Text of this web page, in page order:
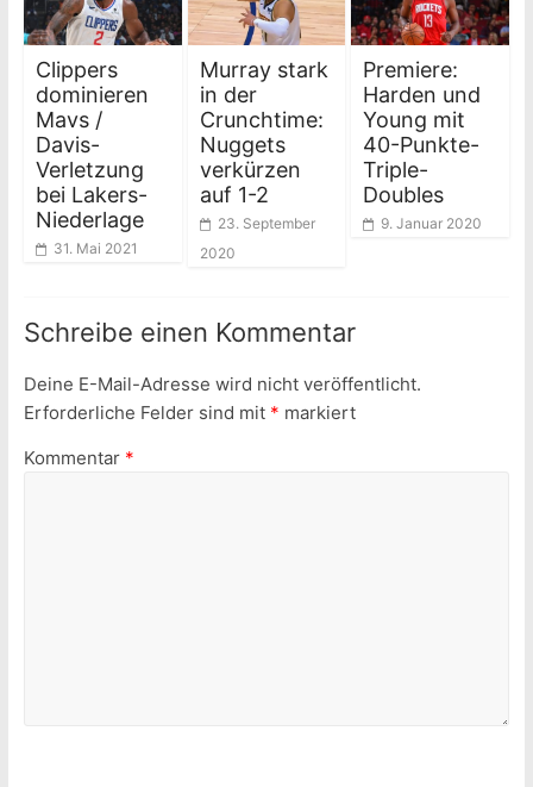
Clippers
dominieren
Mavs /
Davis-
Verletzung
bei Lakers-
Niederlage
31. Mai 2021
Murray stark
in der
Crunchtime:
Nuggets
verkürzen
auf 1-2
23. September
2020
Premiere:
Harden und
Young mit
40-Punkte-
Triple-
Doubles
9. Januar 2020
Schreibe einen Kommentar
Deine E-Mail-Adresse wird nicht veröffentlicht.
Erforderliche Felder sind mit * markiert
Kommentar *